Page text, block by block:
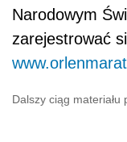
Narodowym
zarejestrować
Dalszy ciąg materiału